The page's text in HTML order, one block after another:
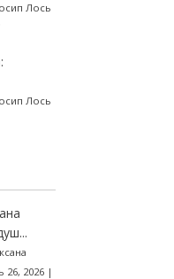
Лось
Лось
26, 2026|